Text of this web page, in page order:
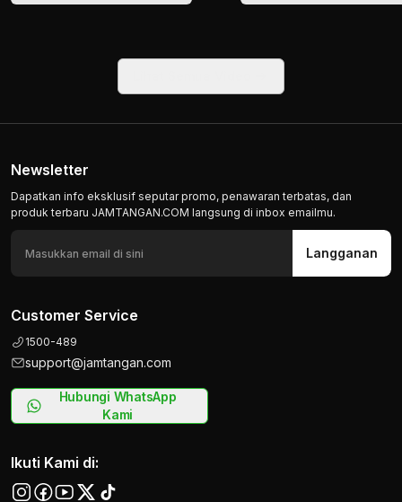
Newsletter
Dapatkan info eksklusif seputar promo, penawaran terbatas, dan
produk terbaru JAMTANGAN.COM langsung di inbox emailmu.
Langganan
Customer Service
1500-489
support@jamtangan.com
Hubungi WhatsApp
Kami
Ikuti Kami di: